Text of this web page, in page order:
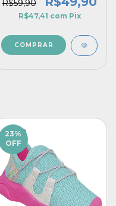
R$59,90
R$47,41 com Pix
COMPRAR
23%
OFF